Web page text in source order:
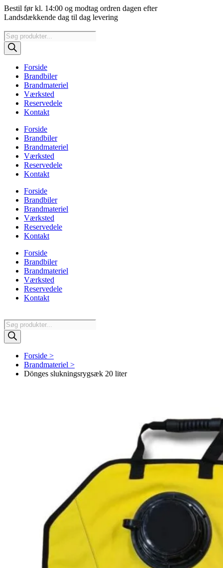
Videre
til
Bestil før kl. 14:00 og modtag ordren dagen efter
Landsdækkende dag til dag levering
Products
search
Forside
Brandbiler
Brandmateriel
Værksted
Reservedele
Kontakt
Forside
Brandbiler
Brandmateriel
Værksted
Reservedele
Kontakt
Forside
Brandbiler
Brandmateriel
Værksted
Reservedele
Kontakt
Forside
Brandbiler
Brandmateriel
Værksted
Reservedele
Kontakt
Products
search
Forside >
Brandmateriel >
Dönges slukningsrygsæk 20 liter